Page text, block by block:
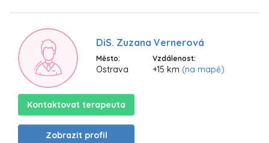
DiS. Zuzana Vernerová
Město:
Ostrava
Vzdálenost:
+15 km (na mapě)
Kontaktovat terapeuta
Zobrazit profil